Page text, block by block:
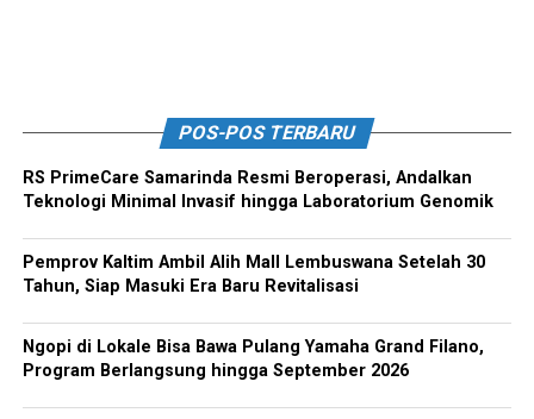
POS-POS TERBARU
RS PrimeCare Samarinda Resmi Beroperasi, Andalkan
Teknologi Minimal Invasif hingga Laboratorium Genomik
Pemprov Kaltim Ambil Alih Mall Lembuswana Setelah 30
Tahun, Siap Masuki Era Baru Revitalisasi
Ngopi di Lokale Bisa Bawa Pulang Yamaha Grand Filano,
Program Berlangsung hingga September 2026